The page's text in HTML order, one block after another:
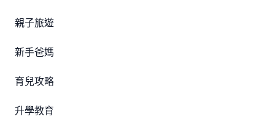
親子旅遊
新手爸媽
育兒攻略
升學教育